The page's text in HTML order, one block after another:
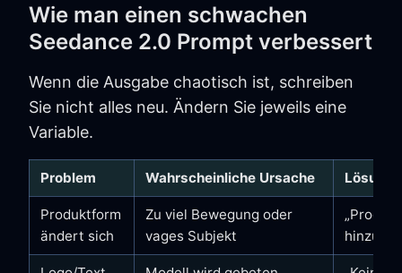
Wie man einen schwachen
Seedance 2.0 Prompt verbessert
Wenn die Ausgabe chaotisch ist, schreiben
Sie nicht alles neu. Ändern Sie jeweils eine
Variable.
Problem Wahrscheinliche Ursache Lösung
Produktform
ändert sich
Zu viel Bewegung oder
vages Subjekt